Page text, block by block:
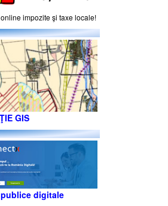
impozite şi taxe locale!
GIS
digitale